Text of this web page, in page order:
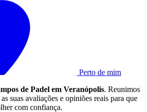
Perto de mim
de Padel em Veranópolis. Reunimos
suas avaliações e opiniões reais para que
com confiança.